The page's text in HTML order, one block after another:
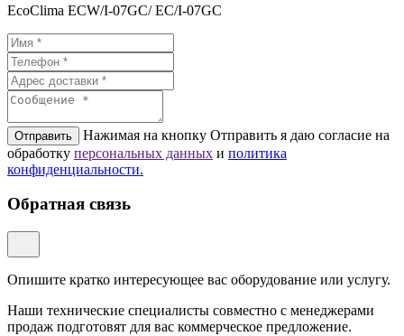
EcoClima ECW/I-07GC/ EC/I-07GC
Отправить
Нажимая на кнопку Отправить я даю согласие на
обработку персональных данных и политикa
конфиденциальности.
Обратная связь
Опишите кратко интересующее вас оборудование или услугу.
Наши технические специалисты совместно с менеджерами
продаж подготовят для вас коммерческое предложение.